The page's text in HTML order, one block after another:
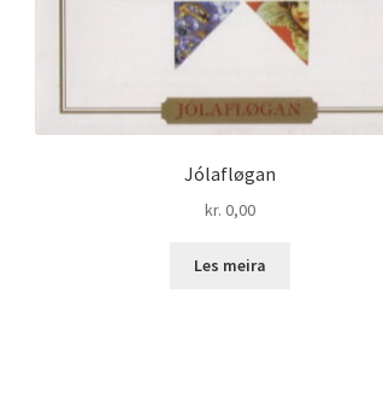
Jólafløgan
kr. 0,00
Les meira